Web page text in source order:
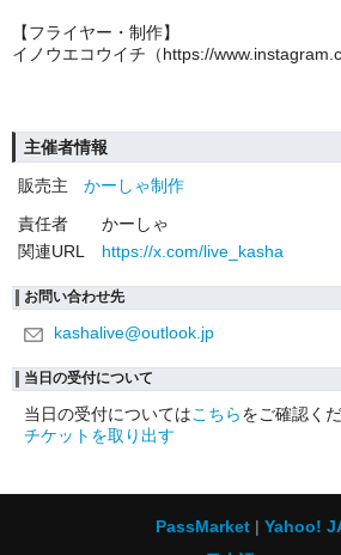
【フライヤー・制作】
イノウエコウイチ（https://
主催者情報
販売主
かーしゃ制作
責任者
かーしゃ
関連URL
https://x.com/live_kasha
お問い合わせ先
kashalive@outlook.jp
当日の受付について
当日の受付についてはこちらをご確認くだ
チケットを取り出す
PassMarket
Yahoo!